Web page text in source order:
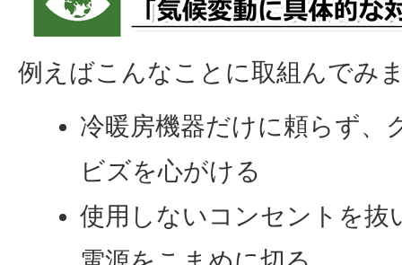
例えばこんなことに取組んでみ
冷暖房機器だけに頼らず、
ビズを心がける
使用しないコンセントを抜